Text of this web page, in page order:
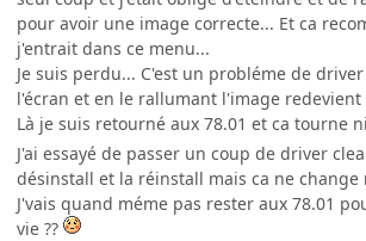
pour avoir une image correcte... Et ca
j'entrait dans ce menu...
Je suis perdu... C'est un probléme de
l'écran et en le rallumant l'image redevient
Là je suis retourné aux 78.01 et ca tourne
J'ai essayé de passer un coup de driver
désinstall et la réinstall mais ca ne change
J'vais quand méme pas rester aux 78.01
vie ??